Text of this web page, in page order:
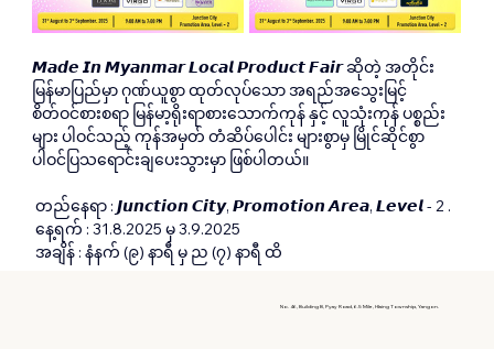
𝙈𝙖𝙙𝙚 𝙄𝙣 𝙈𝙮𝙖𝙣𝙢𝙖𝙧 𝙇𝙤𝙘𝙖𝙡 𝙋𝙧𝙤𝙙𝙪𝙘𝙩 𝙁𝙖𝙞𝙧 ဆိုတဲ့ အတိုင်း
မြန်မာပြည်မှာ ဂုဏ်ယူစွာ ထုတ်လုပ်သော အရည်အသွေးမြင့်
စိတ်ဝင်စားစရာ မြန်မာ့ရိုးရာစားသောက်ကုန် နှင့် လူသုံးကုန် ပစ္စည်း
များ ပါဝင်သည့် ကုန်အမှတ် တံဆိပ်ပေါင်း များစွာမှ မြိုင်ဆိုင်စွာ
ပါဝင်ပြသရောင်းချပေးသွားမှာ ဖြစ်ပါတယ်။
တည်နေရာ : 𝙅𝙪𝙣𝙘𝙩𝙞𝙤𝙣 𝘾𝙞𝙩𝙮, 𝙋𝙧𝙤𝙢𝙤𝙩𝙞𝙤𝙣 𝘼𝙧𝙚𝙖, 𝙇𝙚𝙫𝙚𝙡 - 2 .
နေ့ရက် : 31.8.2025 မှ 3.9.2025
အချိန် : နံနက် (၉) နာရီ မှ ည (၇) နာရီ ထိ
No. 46, Building B, Pyay Road, 6.5 Mile, Hlaing Township, Yangon.